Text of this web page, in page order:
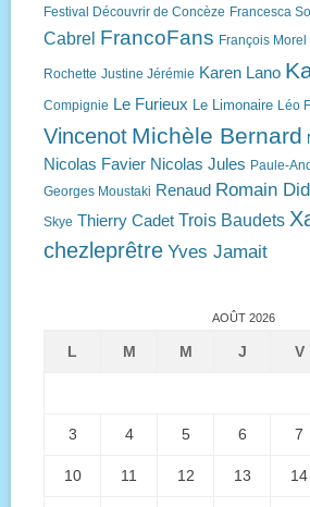
Festival Découvrir de Concèze Francesca
Cabrel FrancoFans François Morel
Rochette Justine Jérémie Karen Lano
Compignie Le Furieux Le Limonaire Léo
Vincenot Michèle Bernard
Nicolas Favier Nicolas Jules Paule-
Georges Moustaki Renaud Romain
Skye Thierry Cadet Trois Baudets
chezleprêtre Yves Jamait
AOÛT 2026
L M M J V
3 4 5 6 7
10 11 12 13 14